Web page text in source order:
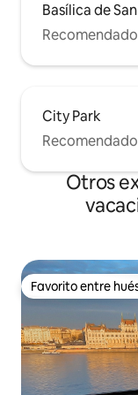
Basílica de
City Park
Otros
Favorito entre
Favorito entre